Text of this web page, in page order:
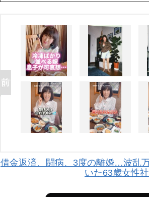
借金返済、闘病、3度の離婚…波乱
いた63歳女性